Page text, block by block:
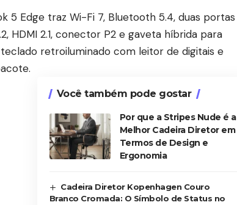
5 Edge traz Wi-Fi 7, Bluetooth 5.4, duas portas
HDMI 2.1, conector P2 e gaveta híbrida para
teclado retroiluminado com leitor de digitais e
Você também pode gostar
Por que a Stripes Nude é a
Melhor Cadeira Diretor em
Termos de Design e
Ergonomia
Cadeira Diretor Kopenhagen Couro
Branco Cromada: O Símbolo de Status no